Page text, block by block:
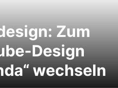
Zum
Design
wechseln